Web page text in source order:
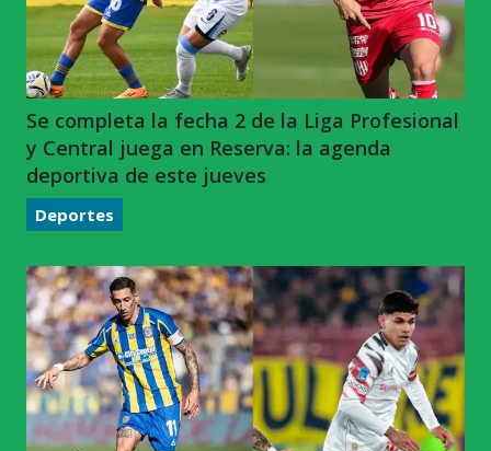
Se completa la fecha 2 de la Liga Profesional
y Central juega en Reserva: la agenda
deportiva de este jueves
Deportes